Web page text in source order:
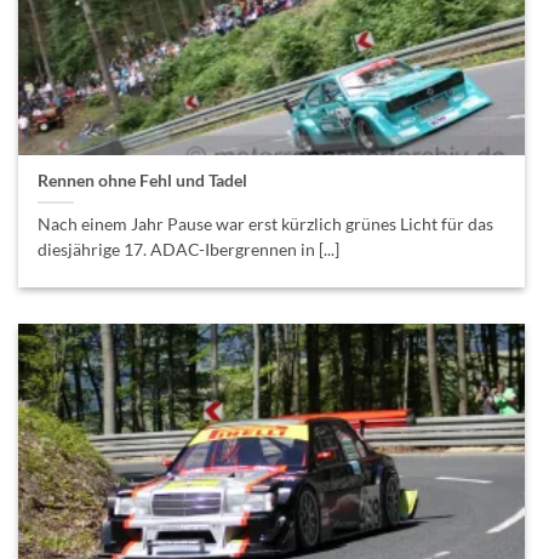
Rennen ohne Fehl und Tadel
Nach einem Jahr Pause war erst kürzlich grünes Licht für das
diesjährige 17. ADAC-Ibergrennen in [...]